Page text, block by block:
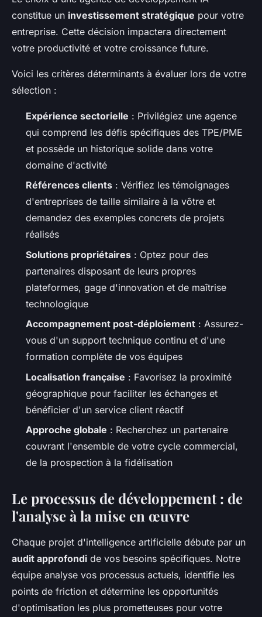
constitue un investissement stratégique pour votre
entreprise. Cette décision impactera directement
votre productivité et votre croissance future.
Voici les critères déterminants à évaluer lors de votre
sélection :
Expérience sectorielle : Privilégiez une agence
qui comprend les défis spécifiques des TPE/PME
et possède un historique solide dans votre
domaine d'activité
Références clients : Vérifiez les témoignages
d'entreprises de taille similaire à la vôtre et
demandez des exemples concrets de projets
réalisés
Solutions propriétaires : Optez pour des
partenaires disposant de leurs propres
plateformes, gage d'innovation et de maîtrise
technologique
Accompagnement post-déploiement : Assurez-
vous d'un support technique continu et d'une
formation complète de vos équipes
Localisation française : Favorisez la proximité
géographique pour faciliter les échanges et
bénéficier d'un service client réactif
Approche globale : Recherchez un partenaire
couvrant l'ensemble de votre cycle commercial,
de la prospection à la fidélisation
Le processus de développement : de
l'analyse à la mise en œuvre
Chaque projet d'intelligence artificielle débute par un
audit approfondi de vos besoins spécifiques. Notre
équipe analyse vos processus actuels, identifie les
points de friction et détermine les opportunités
d'optimisation les plus prometteuses pour votre